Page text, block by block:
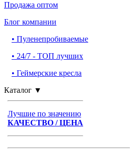
Продажа оптом
Блог компании
• Пуленепробиваемые
• 24/7 - ТОП лучших
• Геймерские кресла
Каталог ▼
Лучшие по значению
КАЧЕСТВО / ЦЕНА